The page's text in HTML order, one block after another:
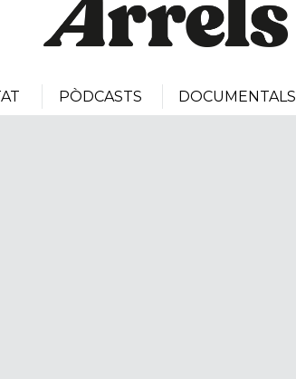
PÒDCASTS DOCUMENTALS